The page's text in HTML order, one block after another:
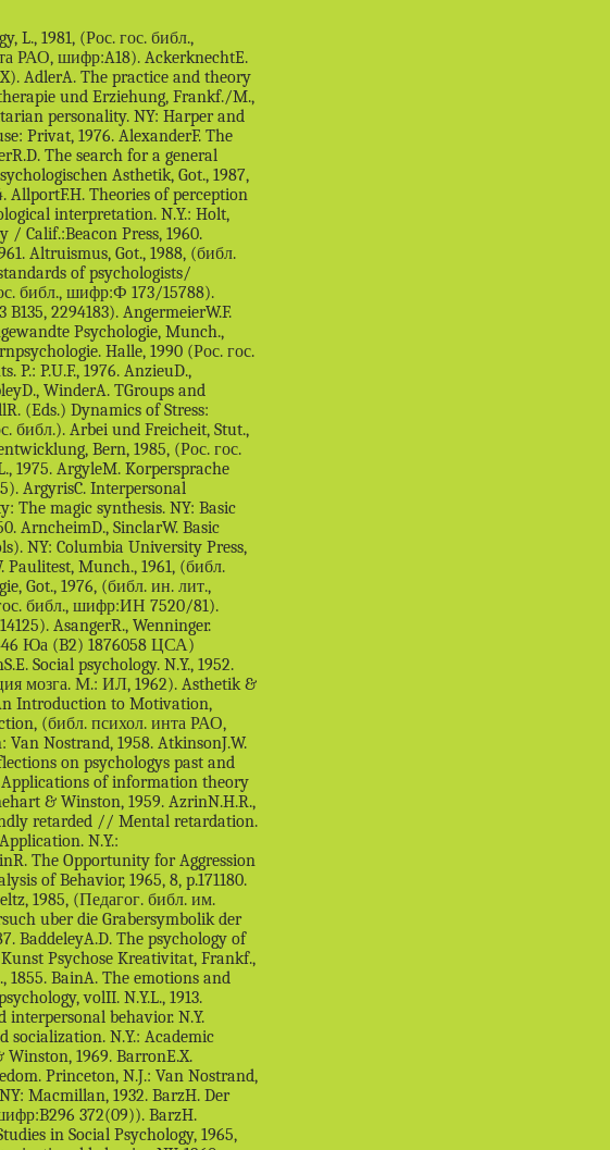
action and society. Princeton: Van Nostrand, 1958. AtkinsonJ.W. An introduction to motivation. Princeton: Van Nostrand, 1964. AtkinsonR.C. Reflections on psychologys past and concerns about its future. Amer. Psychol., 1977, vol.32, N.3, p.205210. AttneaveF. Applications of information theory to psychology: A summary of basic concepts, methods and results. NY: Holt, Rinehart & Winston, 1959. AzrinN.H.R., ArmstrongP.M. The minimeal. A method for teaching eating skills to the profoundly retarded // Mental retardation. 1973, 11, p.913. AzrinN.H.R., HoltzW.C. Operant Behavior: Areas of Research and Application. N.Y.: AppletonCenturyCrofts, 1966, p.380447. AzrinN.H.R., HutchinsonR.R., McLanghlinR. The Opportunity for Aggression as an Operant Reinforces During Adversive Simulation // J.O. Experimental Analysis of Behavior, 1965, 8, p.171180. BaakeD. Die 13 bis 18 Jahrige. Einfuhrung in Probleme des Jugendalters, Basel: Beltz, 1985, (Педагог. библ. им. Ушинского, шифр:15 B111). BachofenJ.J. Das Mutterrecht. 1861. BachofenJ.J. Versuch uber die Grabersymbolik der Alten. 1859. BackerW.J. (Ed.).Current issues in theoretical psychologie. Amst., 1987. BaddeleyA.D. The psychology of memory. NY: Basic, 1976. BaderA., NavratilL. Zwischen Wann und Wirklichkeit: Kunst Psychose Kreativitat, Frankf., 1976, (Рос. гос. библ., шифр:C/P 78/158). BainA. The senses and the intellect. L., 1855. BainA. The emotions and will. L., 1859. BainA. Mental and moral science. L., 1868. BaldwinJ.M. History of psychology, volII. N.Y.L., 1913. BalesR.F. Interaction process analysis. Cambridge, 1950. BalesR.F. Personality and interpersonal behavior. N.Y. BaltesP.B., SchaieK.W. (Eds.) Lifespan developmental psychology: Personality and socialization. N.Y.: Academic Press, 1973. BanduraA. Principles of behavior modification. NY: Holt, Rinehart & Winston, 1969. BarronE.X. Creativity and psychological health: Origins of personal vitality and creative freedom. Princeton, N.J.: Van Nostrand, 1963. BartlettF.C. Remembering: A study in experimental and social psychology. NY: Macmillan, 1932. BarzH. Der Waldorfkindergarten, Weinheim: Beltz, 1984, (Педагог. библ. им. Ушинского, шифр:B296 372(09)). BarzH. Selbstverwirklichung, Dusseld., 1989, (Рос. гос. библ., шифр:5 9039/151). Basic Studies in Social Psychology, 1965, (библ. психол. инта РАО, шифр:B29). BassB.M. Leadership, psychology and organizational behavior. NY, 1960. BasslerW. Ganzheit und Element, (библ. ин. лит., шифр:B337, 2154116). BastinG. Worterbuch der Sexualpsychologie. (Библ. иностр. лит. Ю (035) F653 358912). BattegayR. (Hrsg.). Handworterbuch der Psychiatrie. Stuttgart, 1984. BaumannC.W. Meinheimer Test zur Erfassung des physikalischtechnischen Problemlosen. ottingen, 1980. BauriedlTh. Theoretische Probleme der ichpsychologische Diagnostik, Munch., 1975, (библ. ин. лит., шифр:3066417, 1783903). BeachF. (Ed.) Sex and behavior. NY: Wiley, 1965. BeardsleeD.C., WertheimerM. (Ed.) Readings in perception. Princeton: Van Nostrand, 1958. BeckA.T. Depression. NY: Harper & Row, 1967. BeckerH.S. Outsiders: Studies in the sociology of deviance. NY: Free Press, 1963. BeckerK. Absicht und Wirkung in der Psychiatry, Stut., 1984, (Рос. гос. библ., шифр:15 867/1291, (Bd.21)). BeckerM. Graphologie und Kinderschrift, Heildelberg, 1930, (Рос. гос. библ., шифр:Рб 46/363). BeckerP. Psychologie der seelischen Gesundheit, Got., 1982, Bd.1, 2, (Педагог. библ. им. Ушинского, шифр:15 B396). BeckerP., MinselB. Psychologie der seelischen Gesungheit, Got., 1982, (Рос. гос. библ., шифр:Bd. 1: Нем 837/211; 1986, Bd. 2: 15 8713/161). BeerU. Medizin fur die Seele: Funfzig Rezepte zur Glucklichsein. Dusseldorf: Econ, 1985 (Рос. гос. библ.). Begabungsforschung: Positionen und Berichte, 1986, (библ. психол. инта РАО, шифр:B38). Beitrage zur Methodik in der differentielle Psychologie, Hain, 1981, (Рос. гос. библ., шифр:80186/12643). BelangerL. Psi audelа de loccultisme. Montreal: QuebecAmerique, 1978. BellCh.A. Anatomy and philosophy of the expression. 1806. BellackA.S., HersenM. (Eds.) Research and practice in social skill training. NY, 1979. BellakL. An Egopsychological Theory of Hypnosis // Int. J. of Psychoanalysis. 36, 1955. BenderH. Lunivers de la parapsychologie. P.: Dangles, 1976. BenekeF.E. Erfahrungsseelenlehre. 1820. BenekeF.E. Psychologische Skizzen. Lpz, 1826. BenekeF.E. Das Verhaltnis zwischen Seele und Leib. 1826. BenekeF.E. Lehrbuch der Psychologie. 1833. BeneschH. Experimentelle Psychologie des Fernsehens, Munch., 1968, (библ. ин. лит., шифр:Ум 539 В465, 923455). BeneschH. Worterbuch zur klinischen Psychologie. 2 Bd. Munchen, 1981. BeneschH. DTVAtlas zur Psychologie, Munch., 1987, (Рос. гос. библ., шифр:15 912/10 Bd.1). BensonH. The relaxation response. NY: Morrow, 1975. BensenJ. Beitrage zur Charakterologie. 1867. BentonA. Der BentonTest, Bern, 1981, (Рос. гос. библ., шифр:Нем 8115/8). BenzE. Geist und Landschaft, Stut., 1972, (Рос. гос. библ., шифр:Ф 174/498). Beratung als padagogiesche Aufgabe, Aurin (Hrsg.), 1984, (Педагог. библ. им.Ушинского, шифр:3734 B483). BeresniakD. ABC des coulours, P., 1987, (Рос. гос. библ., шифр:5 8811/662). BergerM., BergerP. (Eds.) Group training techniques. Epping, 1973. Bericht uber den XVI Internationalkongress fur Psychologie, Bonn, 1960, (библ. психол. инта РАО, шифр:00067). BerkowitzL. (Ed.) Advances in experimental social psychology. NY: Academic Press, 1965. BerkowitzL. Aggression, (библ. психол. инта РАО, шифр:B46). BerlyneD.E. Conflict, Arousal, and Curiosity. NY: McGrawHill, 1960. BerlyneD.E. American and European psychology. Amer. Psychol., 1968, vol.23, N6, p.447452. BernardL.L. Instinct. NY: Holt, 1924. BerrM. Das Sprache des Korpers, (библ. ин. лит., шифр:85 B12418, 2023883). BerryK. Developmental Test of VisualMotor Integration. Chicago, 1967. Berry, Poortinga, Segall, Dasen. Crosscultural Psychologie, (библ. ин. лит.). Bertalanfiiy vonL. Robots, Men and Minds. NY: Braziller, 1967. Berufspadagogik, GerickeB. (Hrsg.), B.: Volk und Wissen, 1987, (Педагог.